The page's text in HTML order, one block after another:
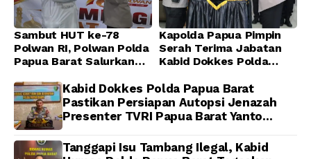
Sambut HUT ke-78
Polwan RI, Polwan Polda
Papua Barat Salurkan
Ibadah Bersama di
Masjid Al-Muhajirin
Kapolda Papua Pimpin
Serah Terima Jabatan
Kabid Dokkes Polda
Kabid Dokkes Polda Papua Barat
Pastikan Persiapan Autopsi Jenazah
Presenter TVRI Papua Barat Yanto
Dijadwalkan Kamis
Tanggapi Isu Tambang Ilegal, Kabid